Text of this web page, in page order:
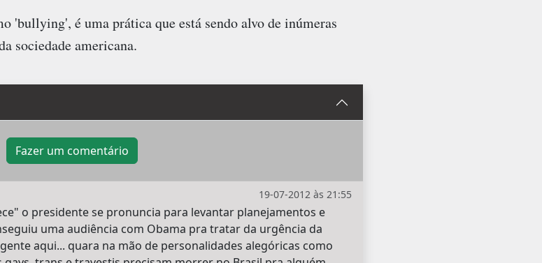
'bullying', é uma prática que está sendo alvo de inúmeras
sociedade americana.
Fazer um comentário
19-07-2012 às 21:55
o presidente se pronuncia para levantar planejamentos e
uma audiência com Obama pra tratar da urgência da
aqui... quara na mão de personalidades alegóricas como